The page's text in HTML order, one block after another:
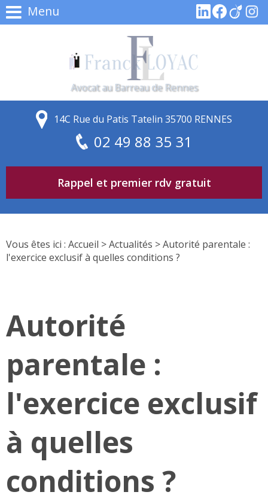
Menu
Avocat au Barreau de Rennes
14C Rue du Patis Tatelin 35700 RENNES
02 49 88 35 31
Rappel et premier rdv gratuit
Vous êtes ici : Accueil >Actualités > Autorité parentale :
l'exercice exclusif à quelles conditions ?
Autorité
parentale :
l'exercice exclusif
à quelles
conditions ?